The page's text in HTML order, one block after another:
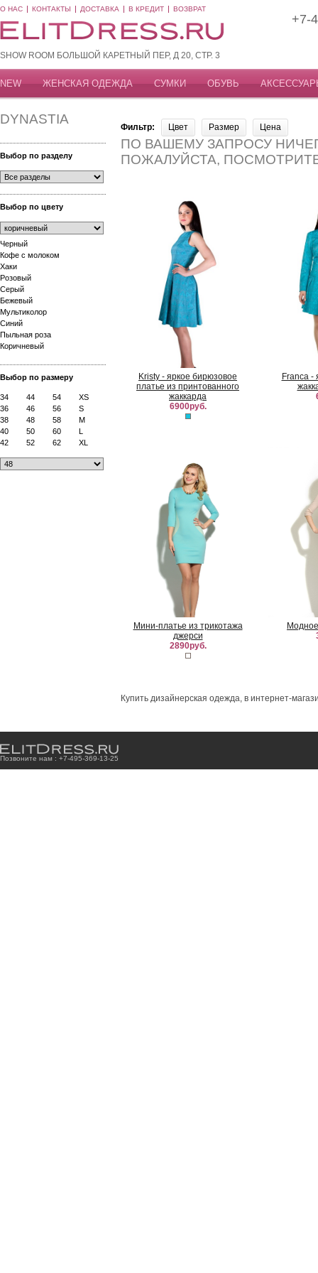
О НАС КОНТАКТЫ ДОСТАВКА В КРЕДИТ ВОЗВРАТ
SHOW ROOM БОЛЬШОЙ КАРЕТНЫЙ ПЕР, Д 20, СТР. 3
+7-
NEW ЖЕНСКАЯ ОДЕЖДА СУМКИ ОБУВЬ
DYNASTIA
Выбор по разделу
Выбор по цвету
Черный
Кофе с молоком
Хаки
Розовый
Серый
Бежевый
Мультиколор
Синий
Пыльная роза
Коричневый
Выбор по размеру
34 44 54
XS
36
46 56
S
38
48 58
M
40
50 60
L
42
52 62 XL
Фильтр: Цвет Размер Цена
ПО ВАШЕМУ ЗАПРОСУ
ПОЖАЛУЙСТА,
Kristy - яркое бирюзовое
платье из принтованного
жаккарда
6900руб.
Franca -
Мини-платье из трикотажа
джерси
2890руб.
Купить дизайнерская одежда, в интернет-
Позвоните нам : +7-495-369-13-25